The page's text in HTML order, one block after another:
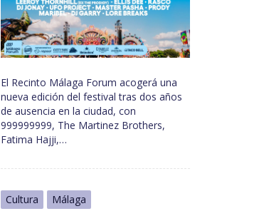
El Recinto Málaga Forum acogerá una
nueva edición del festival tras dos años
de ausencia en la ciudad, con
999999999, The Martinez Brothers,
Fatima Hajji,…
Cultura Málaga